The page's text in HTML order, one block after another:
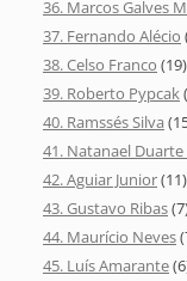
36. Marcos Galves
37. Fernando Alécio
38. Celso Franco (19)
39. Roberto Pypcak
40. Ramssés Silva
41. Natanael
42. Aguiar Junior(11)
43. Gustavo Ribas
44. Maurício Neves
45. Luís Amarante